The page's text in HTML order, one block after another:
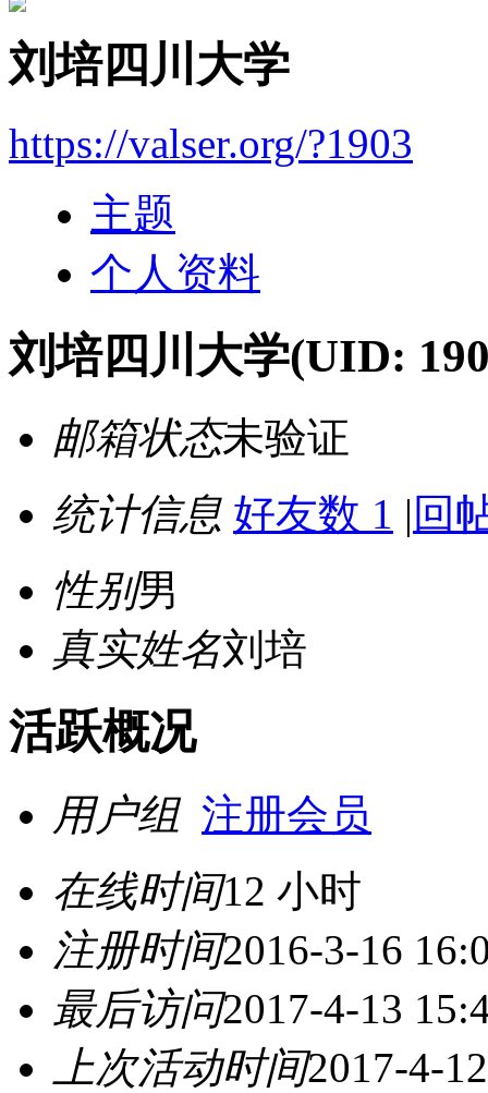
刘培四川大学
https://valser.org/?1903
主题
个人资料
刘培四川大学(UID:
邮箱状态未验证
统计信息 好友数 1 | 回
性别男
真实姓名刘培
活跃概况
用户组 注册会员
在线时间12 小时
注册时间2016-3-16
最后访问2017-4-13
上次活动时间2017-4-